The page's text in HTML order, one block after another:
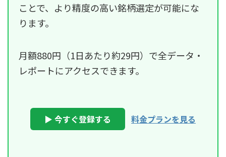
ことで、より精度の高い銘柄選定が可能にな
ります。
月額880円（1日あたり約29円）で全データ・
レポートにアクセスできます。
▶ 今すぐ登録する 料金プランを見る